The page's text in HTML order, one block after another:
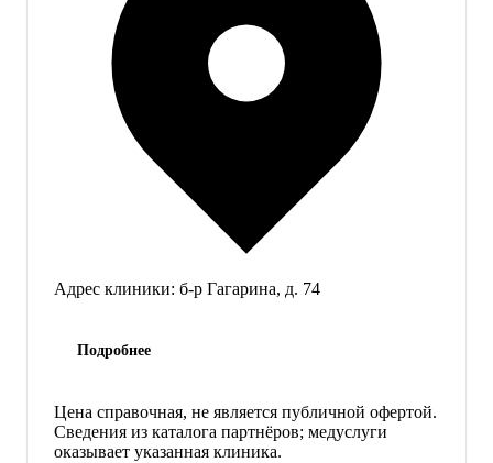
Адрес клиники: б-р Гагарина, д. 74
Подробнее
Цена справочная, не является публичной офертой.
Сведения из каталога партнёров; медуслуги
оказывает указанная клиника.